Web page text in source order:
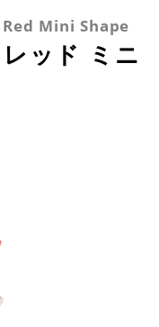
Mini Shape
ッド ミニ